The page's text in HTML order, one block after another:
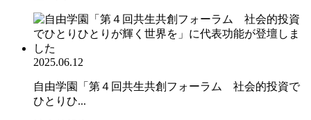
2025.06.12
自由学園「第４回共生共創フォーラム 社会的投資で
ひとりひ...